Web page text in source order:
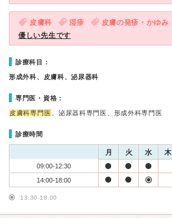
皮膚科 湿疹 皮膚の発疹・かゆみ
優しい先生です
診療科目：
形成外科、皮膚科、泌尿器科
専門医・資格：
皮膚科専門医 、泌尿器科専門医、形成外科専門医
診療時間
月 火 水 木
09:00-12:30
14:00-18:00
13:30-18:00